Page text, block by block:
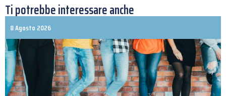
Ti potrebbe interessare anche
8 Agosto 2026